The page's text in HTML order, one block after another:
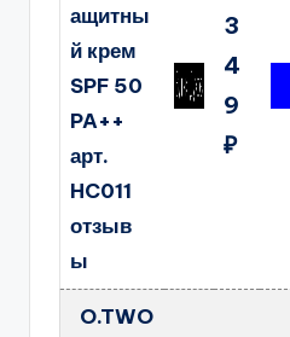
ащитны
й крем
SPF 50
PA++
арт.
HC011
отзыв
ы
3
4
9
₽
O.TWO